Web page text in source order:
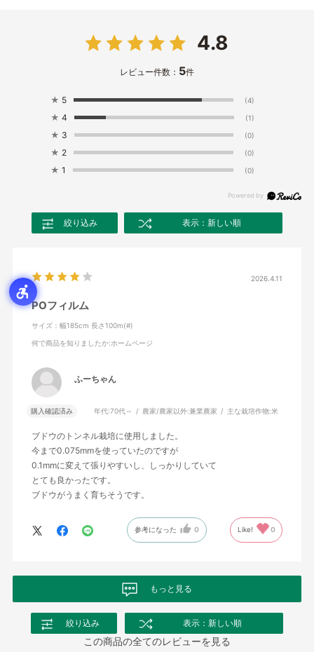
4.8
レビュー件数： 5件
★ 5 (4)
★ 4 (1)
★ 3 (0)
★ 2 (0)
★ 1 (0)
絞り込み 表示：新しい順
2026.4.11
POフィルム
サイズ：幅185cm 長さ100m(#)
何で商品を知りましたか:ホームページ
ふーちゃん
購入確認済み 年代:70代～ 農家/農家以外:兼業農家 主な栽培作物:米
ブドウのトンネル栽培に使用しました。
今まで0.075mmを使っていたのですが
0.1mmに変えて張りやすいし、しっかりしていて
とても良かったです。
ブドウがうまく育ちそうです。
参考になった 0 Like! 0
もっと見る
絞り込み 表示：新しい順
この商品の全てのレビューを見る